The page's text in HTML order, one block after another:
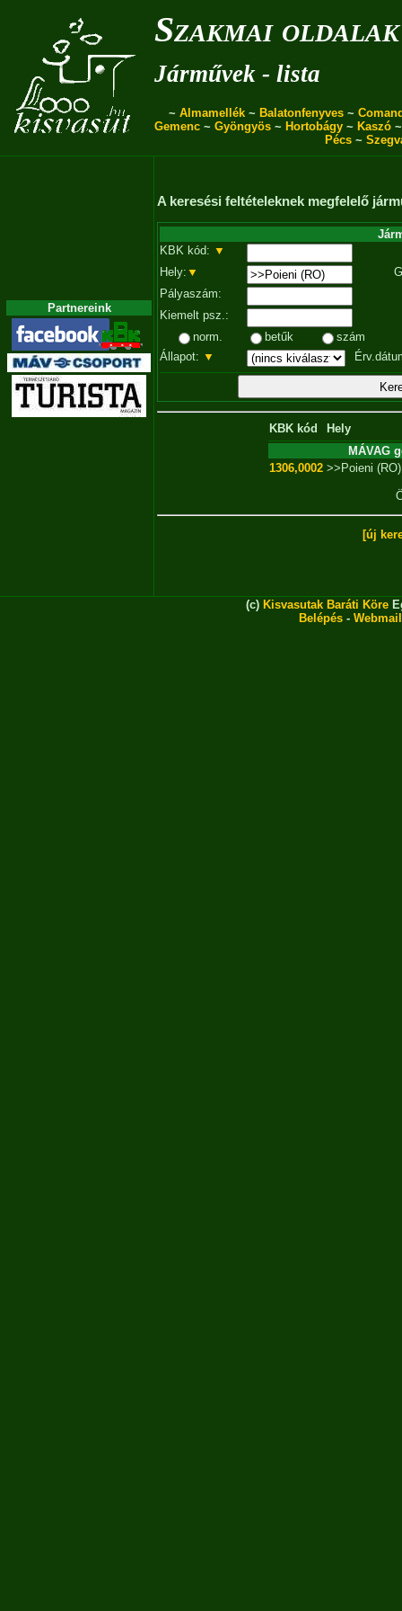
Szakmai oldalak
Járművek - lista
~ Almamellék ~ Balatonfenyves ~
Gemenc ~ Gyöngyös ~ Hortobágy ~ Kaszó
Pécs ~
Partnereink
A keresési feltételeknek megfelelő
KBK kód: ▼
Hely: ▼
Pályaszám:
Kiemelt psz.:
norm.
betűk
szám
Állapot: ▼
KBK kód
Hely
MÁVAG
1306,0002 >>Poieni (RO)
[új
(c) Kisvasutak Baráti Köre
Belépés - Webmail